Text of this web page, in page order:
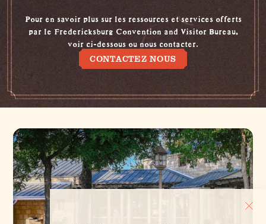
Pour en savoir plus sur les ressources et services offerts
par le Fredericksburg Convention and Visitor Bureau,
voir ci-dessous ou nous contacter.
CONTACTEZ NOUS